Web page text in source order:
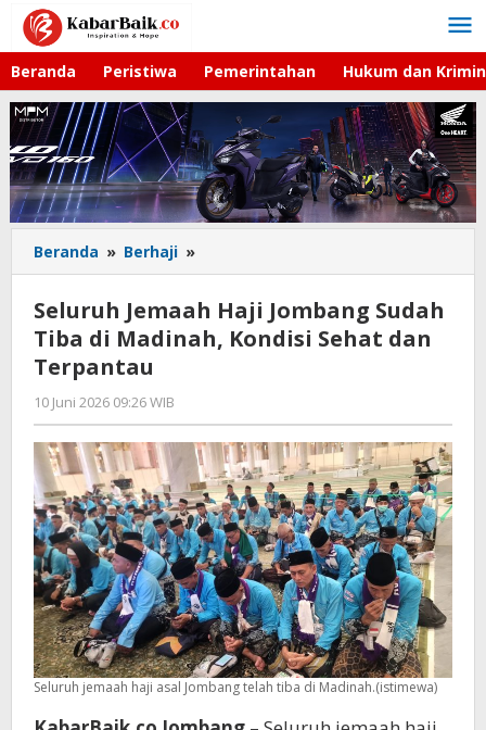
Lewati
konten
Beranda Peristiwa Pemerintahan Hukum dan
Beranda » Berhaji »
Jemaah
Haji
Jombang
Sudah
Sehat
dan
Terpantau
Seluruh Jemaah Haji Jombang Sudah
Tiba di Madinah, Kondisi Sehat dan
Terpantau
10 Juni 2026 09:26 WIB
Gagah
Saputra
Seluruh jemaah haji asal Jombang telah tiba di Madinah.(istimewa)